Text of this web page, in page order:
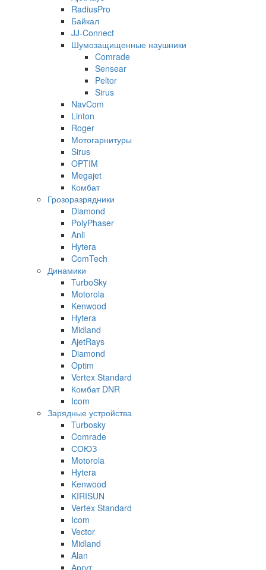
RadiusPro
Байкал
JJ-Connect
Шумозащищенные наушники
Comrade
Sensear
Peltor
Sirus
NavCom
Linton
Roger
Мотогарнитуры
Sirus
OPTIM
Megajet
Комбат
Грозоразрядники
Diamond
PolyPhaser
Anli
Hytera
ComTech
Динамики
TurboSky
Motorola
Kenwood
Hytera
Midland
AjetRays
Diamond
Optim
Vertex Standard
Комбат DNR
Icom
Зарядные устройства
Turbosky
Comrade
СОЮЗ
Motorola
Hytera
Kenwood
KIRISUN
Vertex Standard
Icom
Vector
Midland
Alan
Аргут